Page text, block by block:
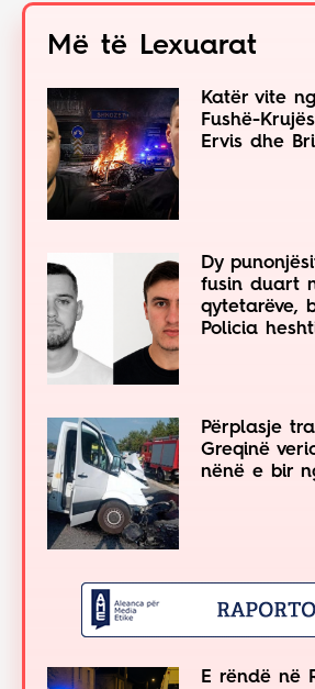
Më të Lexuarat
Katër vite
Fushë-
Ervis dhe
Dy
fusin duart
qytetarëve,
Policia
Përplasje
Greqinë
nënë e bir
E rëndë në